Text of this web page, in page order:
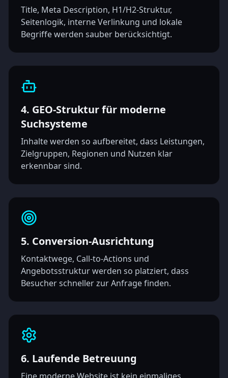
Title, Meta Description, H1/H2-Struktur,
Seitenlogik, interne Verlinkung und lokale
Begriffe werden sauber berücksichtigt.
4. GEO-Struktur für moderne
Suchsysteme
Inhalte werden so aufbereitet, dass Leistungen,
Zielgruppen, Regionen und Nutzen klar
erkennbar sind.
5. Conversion-Ausrichtung
Kontaktwege, Call-to-Actions und
Angebotsstruktur werden so platziert, dass
Besucher schneller zur Anfrage finden.
6. Laufende Betreuung
Eine moderne Website ist kein einmaliges